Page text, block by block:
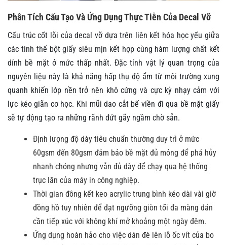
Phân Tích Cấu Tạo Và Ứng Dụng Thực Tiễn Của Decal Vỡ
Cấu trúc cốt lõi của decal vỡ dựa trên liên kết hóa học yếu giữa
các tinh thể bột giấy siêu mịn kết hợp cùng hàm lượng chất kết
dính bề mặt ở mức thấp nhất. Đặc tính vật lý quan trọng của
nguyên liệu này là khả năng hấp thụ độ ẩm từ môi trường xung
quanh khiến lớp nền trở nên khô cứng và cực kỳ nhạy cảm với
lực kéo giãn cơ học. Khi mũi dao cắt bế viền đi qua bề mặt giấy
sẽ tự động tạo ra những rãnh đứt gãy ngầm chờ sẵn.
Định lượng độ dày tiêu chuẩn thường duy trì ở mức
60gsm đến 80gsm đảm bảo bề mặt đủ mỏng để phá hủy
nhanh chóng nhưng vẫn đủ dày để chạy qua hệ thống
trục lăn của máy in công nghiệp.
Thời gian đông kết keo acrylic trung bình kéo dài vài giờ
đồng hồ tuy nhiên để đạt ngưỡng giòn tối đa màng dán
cần tiếp xúc với không khí mở khoảng một ngày đêm.
Ứng dụng hoàn hảo cho việc dán đè lên lỗ ốc vít của bo